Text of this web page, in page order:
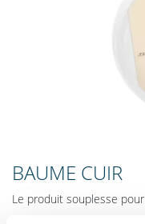
BAUME CUIR
Le produit souplesse